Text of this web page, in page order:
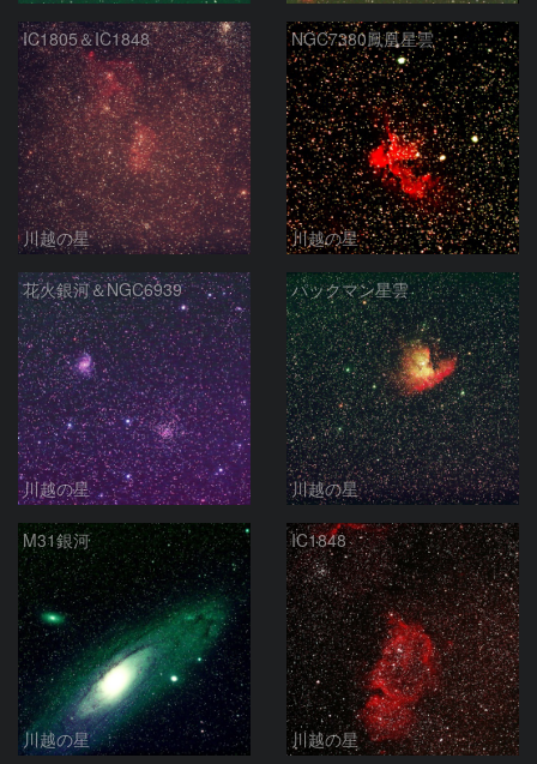
IC1805＆IC1848
川越の星
NGC7380鳳凰星雲
川越の星
花火銀河＆NGC6939
川越の星
パックマン星雲
川越の星
M31銀河
川越の星
IC1848
川越の星